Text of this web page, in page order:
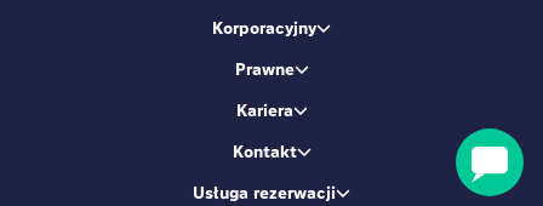
Korporacyjny
Prawne
Kariera
Kontakt
Usługa rezerwacji